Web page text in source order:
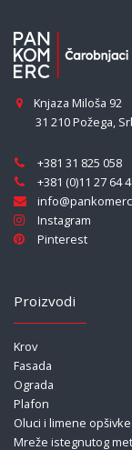
Knjaza Miloša 92
31 210 Požega,
+381 31 825 058
+381 (0)11 27 64
Instagram
Pinterest
Proizvodi
Krov
Fasada
Ograda
Plafon
Oluci i limene opšivke
Mreže istegnutog